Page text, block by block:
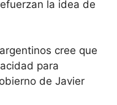
la idea de
cree que
para
de Javier